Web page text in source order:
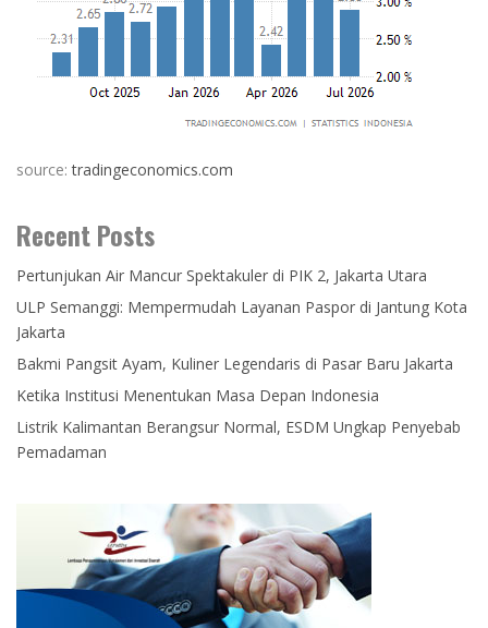
source:tradingeconomics.com
Recent Posts
Pertunjukan Air Mancur Spektakuler di PIK 2, Jakarta Utara
ULP Semanggi: Mempermudah Layanan Paspor di Jantung Kota
Jakarta
Bakmi Pangsit Ayam, Kuliner Legendaris di Pasar Baru Jakarta
Ketika Institusi Menentukan Masa Depan Indonesia
Listrik Kalimantan Berangsur Normal, ESDM Ungkap Penyebab
Pemadaman